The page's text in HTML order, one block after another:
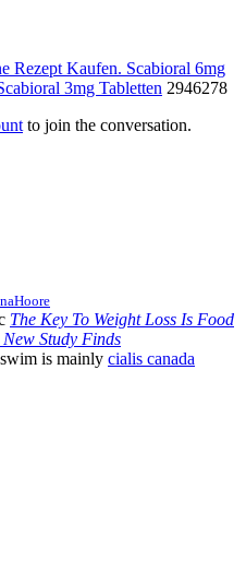
Rezept Kaufen. Scabioral 6mg
3mg Tabletten 2946278
to join the conversation.
The Key To Weight Loss Is Food
Study Finds
is mainly cialis canada